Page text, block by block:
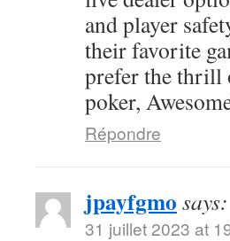
and player
their favorite
prefer the thrill
poker,
Répondre
jpayfgmo says:
31 juillet 2023 at